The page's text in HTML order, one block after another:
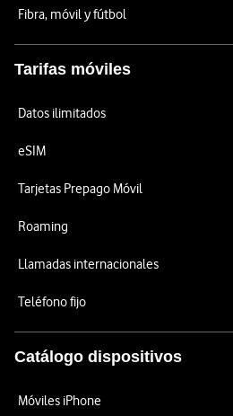
Fibra, móvil y fútbol
Tarifas móviles
Datos ilimitados
eSIM
Tarjetas Prepago Móvil
Roaming
Llamadas internacionales
Teléfono fijo
Catálogo dispositivos
Móviles iPhone